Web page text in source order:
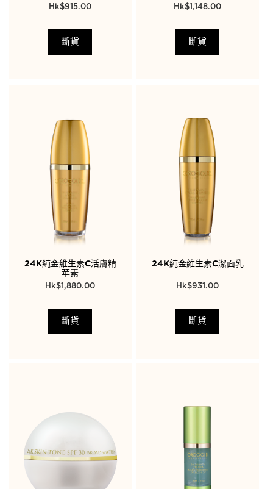
$915.00
斷貨
$ 1,148.00
斷貨
24K純金維生素C活膚精
華素
$1,880.00
斷貨
24K純金維生素C潔面乳
$931.00
斷貨